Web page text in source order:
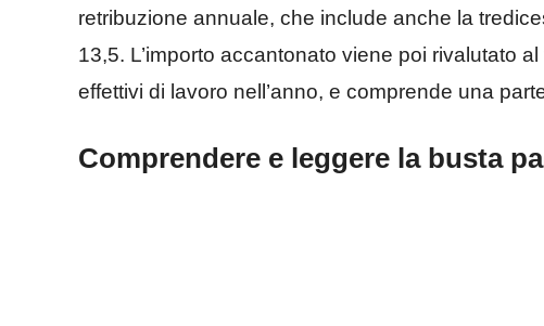
retribuzione annuale, che include anche la
13,5. L’importo accantonato viene poi rivalutato
effettivi di lavoro nell’anno, e comprende una
Comprendere e leggere la busta